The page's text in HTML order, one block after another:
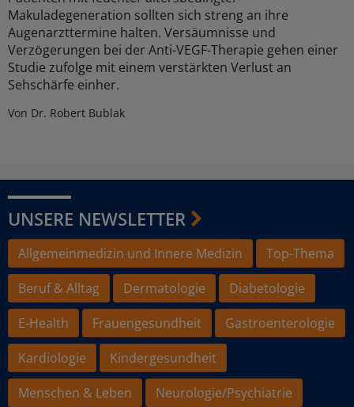
Makuladegeneration sollten sich streng an ihre
Augenarzttermine halten. Versäumnisse und
Verzögerungen bei der Anti-VEGF-Therapie gehen einer
Studie zufolge mit einem verstärkten Verlust an
Sehschärfe einher.
Von Dr. Robert Bublak
UNSERE NEWSLETTER
Allgemeinmedizin und Innere Medizin
Top-Thema
Beruf & Alltag
Dermatologie
Diabetologie
E-Health
Frauengesundheit
Gastroenterologie
Kardiologie
Kindergesundheit
Menschen & Leben
Neurologie/Psychiatrie